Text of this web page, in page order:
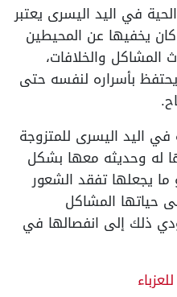
في اليد اليسرى يعتبر
يخفيها عن المحيطين
والخلافات،
بأسراره لنفسه حتى
اليد اليسرى للمتزوجة
له وحديثه معها بشكل
ما يجعلها تفقد الشعور
حياتها المشاكل
ذلك إلى انفصالها في